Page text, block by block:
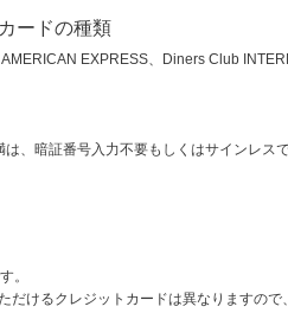
ードの種類
EXPRESS、Diners Club
、暗証番号入力不要もしくはサインレス
。
けるクレジットカードは異なりますので